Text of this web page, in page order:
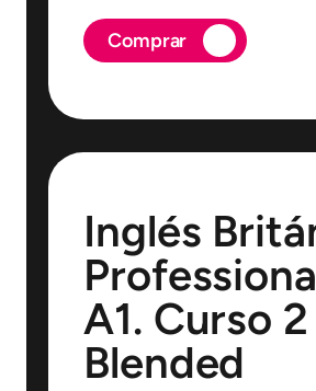
Comprar
Inglés
A1. Curso
Blended